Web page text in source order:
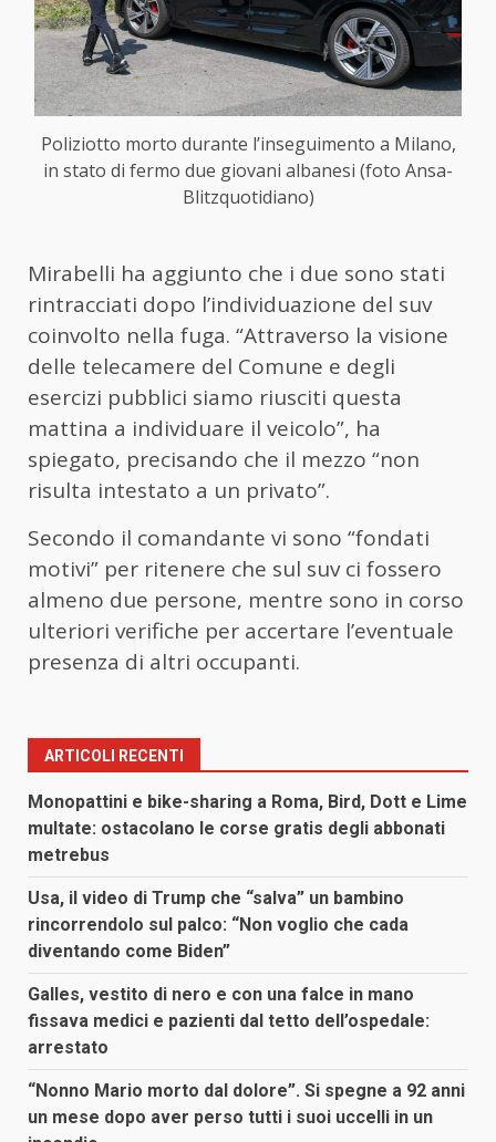
Poliziotto morto durante l’inseguimento a Milano,
in stato di fermo due giovani albanesi (foto Ansa-
Blitzquotidiano)
Mirabelli ha aggiunto che i due sono stati
rintracciati dopo l’individuazione del suv
coinvolto nella fuga. “Attraverso la visione
delle telecamere del Comune e degli
esercizi pubblici siamo riusciti questa
mattina a individuare il veicolo”, ha
spiegato, precisando che il mezzo “non
risulta intestato a un privato”.
Secondo il comandante vi sono “fondati
motivi” per ritenere che sul suv ci fossero
almeno due persone, mentre sono in corso
ulteriori verifiche per accertare l’eventuale
presenza di altri occupanti.
ARTICOLI RECENTI
Monopattini e bike-sharing a Roma, Bird, Dott e Lime
multate: ostacolano le corse gratis degli abbonati
metrebus
Usa, il video di Trump che “salva” un bambino
rincorrendolo sul palco: “Non voglio che cada
diventando come Biden”
Galles, vestito di nero e con una falce in mano
fissava medici e pazienti dal tetto dell’ospedale:
arrestato
“Nonno Mario morto dal dolore”. Si spegne a 92 anni
un mese dopo aver perso tutti i suoi uccelli in un